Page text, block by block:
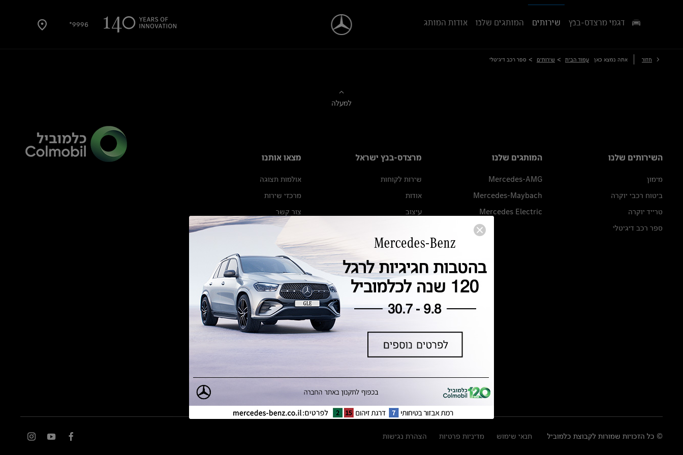
9996* דגמי מרצדס-בנץ שירותים המותגים שלנו אודות המותג
חזור אתה נמצא כאן עמוד הבית > שירותים > ספר רכב דיגיטלי
למעלה
השירותים שלנו
מימון
ביטוח רכבי יוקרה
טרייד יוקרה
ספר רכב דיגיטלי
המותגים שלנו
Mercedes-AMG
Mercedes-Maybach
Mercedes Electric
מרצדס-בנץ ישראל
שירות לקוחות
אודות
עיצוב
מגזין מרצדס-בנץ
ספרי רכב מרצדס-בנץ
נתוני זיהום אוויר וצריכת דלק וחשמל
נתוני תווית צמיגים
מחירון חלפים
הודעה על הטבות לרכבי מרצדס בהסדר
מצאו אותנו
אולמות תצוגה
מרכזי שירות
צור קשר
© כל הזכויות שמורות לקבוצת כלמוביל תנאי שימוש מדיניות פרטיות הצהרת נגישות